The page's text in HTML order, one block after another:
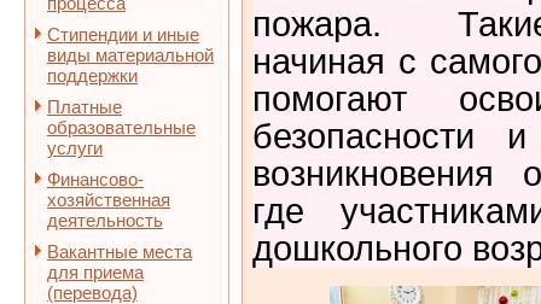
Стипендии и иные
виды материальной
поддержки
Платные
образовательные
услуги
Финансово-
хозяйственная
деятельность
Вакантные места
для приема
(перевода)
пожара.
начиная с
помогают
безопасности
возникновения
где
дошкольного